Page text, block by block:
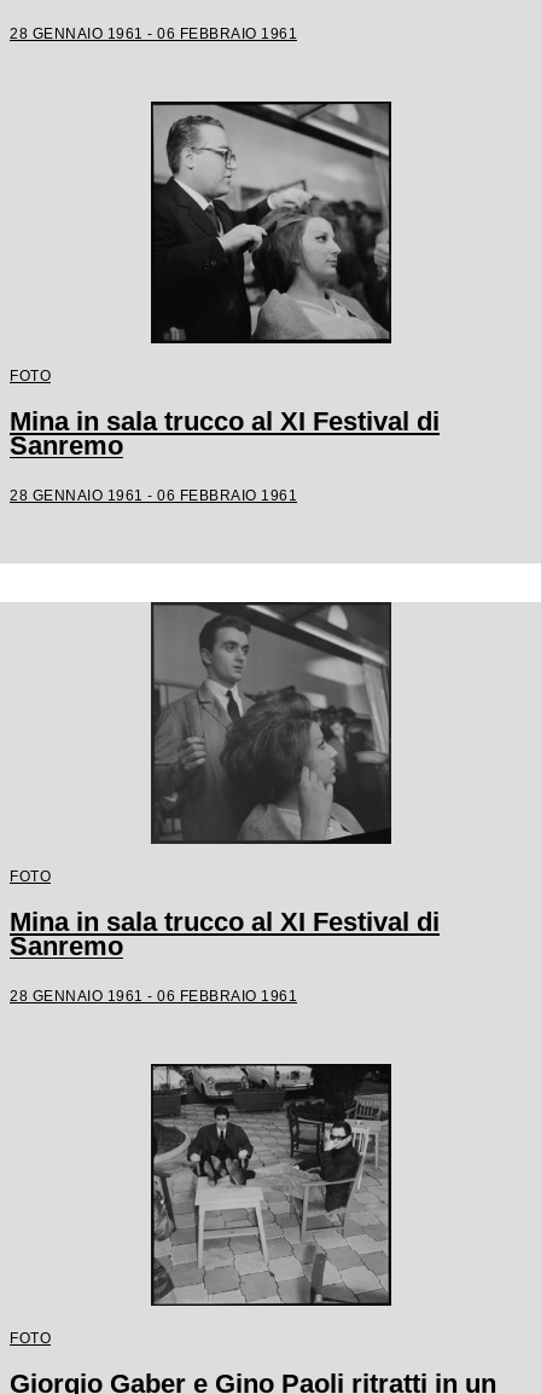
28 GENNAIO 1961 - 06 FEBBRAIO 1961
FOTO
Mina in sala trucco al XI Festival di
Sanremo
28 GENNAIO 1961 - 06 FEBBRAIO 1961
FOTO
Mina in sala trucco al XI Festival di
Sanremo
28 GENNAIO 1961 - 06 FEBBRAIO 1961
FOTO
Giorgio Gaber e Gino Paoli ritratti in un